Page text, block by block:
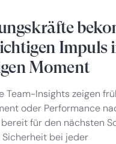
Impuls
Moment
Team-Insights zeigen
oder Performance
für den nächsten
Sicherheit bei jeder